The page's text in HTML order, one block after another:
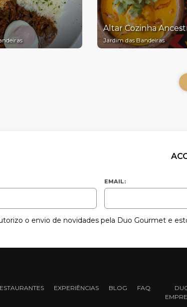
Altar Cozinha
Jardim das Bandeiras
EMAIL:
o envio de novidades pela Duo Gourmet e
EXPERIÊNCIAS BLOG FAQ